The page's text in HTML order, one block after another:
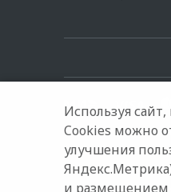
© 2026 СЭНД-АВТО
Используя
Cookies можно
улучшения
и размещением